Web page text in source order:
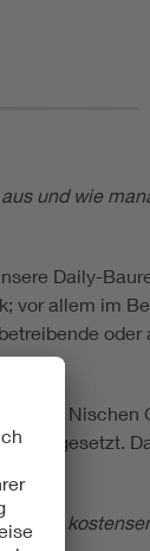
und wie
Daily-
vor allem im
in den Nischen
eingesetzt.